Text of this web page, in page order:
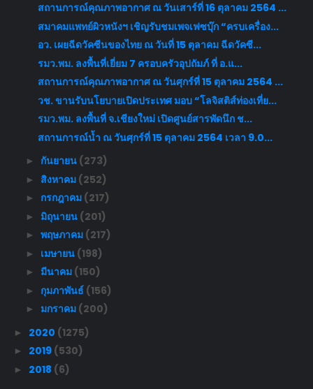
สถานการณ์คุณภาพอากาศ ณ วันเสาร์ที่ 16 ตุลาคม 2564 ...
สมาคมแพทย์ผิวหนังฯ เชิญรับชมเพจเฟซบุ๊ก “ครบเครื่อง...
อว. เผยฉีดวัคซีนของไทย ณ วันที่ 15 ตุลาคม ฉีดวัคซี...
รมว.พม. ลงพื้นที่เยี่ยม 7 ครอบครัวอุปถัมภ์ ที่ อ.แ...
สถานการณ์คุณภาพอากาศ ณ วันศุกร์ที่ 15 ตุลาคม 2564 ...
วช. ขานรับนโยบายเปิดประเทศ มอบ “โลจิสติส์ท่องเที่ย...
รมว.พม. ลงพื้นที่ จ.เชียงใหม่ เปิดศูนย์สารพัดนึก ช...
สถานการณ์น้ำ ณ วันศุกร์ที่ 15 ตุลาคม 2564 เวลา 9.0...
► กันยายน (273)
► สิงหาคม (252)
► กรกฎาคม (217)
► มิถุนายน (201)
► พฤษภาคม (217)
► เมษายน (198)
► มีนาคม (150)
► กุมภาพันธ์ (156)
► มกราคม (200)
► 2020 (1275)
► 2019 (530)
► 2018 (6)